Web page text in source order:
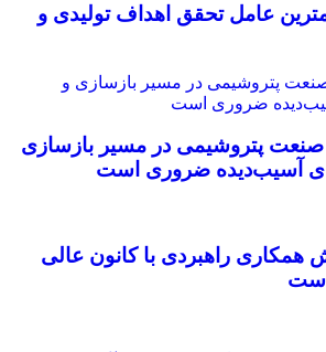
عامل تحقق اهداف تولیدی و
صنعت پتروشیمی در مسیر بازسازی
آسیب‌دیده ضروری است
راهبردی با کانون عالی
است